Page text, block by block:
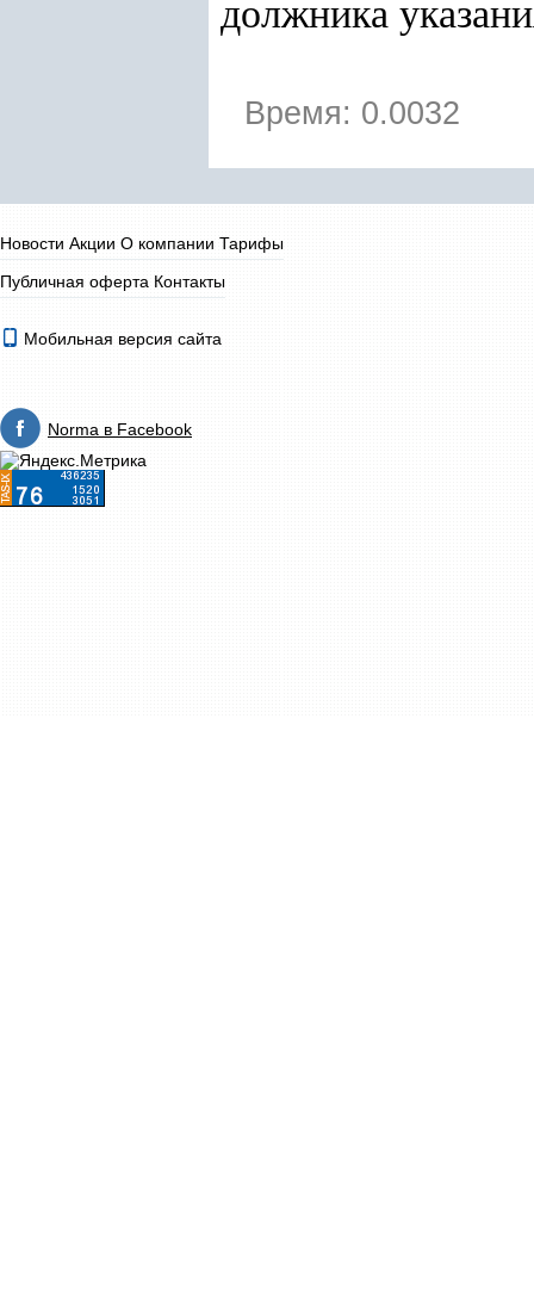
должника
Время: 0.0032
Новости Акции О компании Тарифы
Публичная оферта Контакты
Мобильная версия сайта
Norma в Facebook